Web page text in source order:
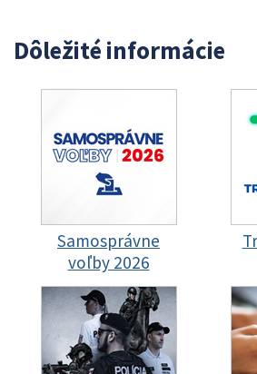
Dôležité informácie
Samosprávne
voľby 2026